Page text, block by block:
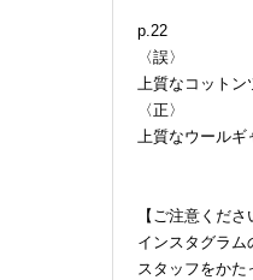
p.22
〈誤〉
上質なコットン
〈正〉
上質なウールギ
【ご注意くださ
インスタグラム
スタッフをかた